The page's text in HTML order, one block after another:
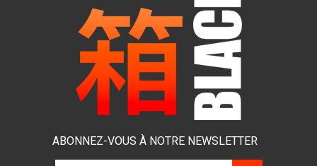
ABONNEZ-VOUS À NOTRE NEWSLETTER